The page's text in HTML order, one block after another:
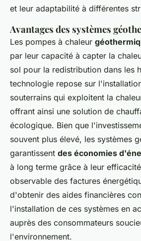
et leur adaptabilité à différentes
Avantages des systèmes
Les pompes à chaleur
par leur capacité à capter la
sol pour la redistribution dans les
technologie repose sur
souterrains qui exploitent la
offrant ainsi une solution de
écologique. Bien que
souvent plus élevé, les systèmes
garantissent des économies
à long terme grâce à leur
observable des factures
d'obtenir des aides financières
l'installation de ces systèmes en
auprès des consommateurs
l'environnement.